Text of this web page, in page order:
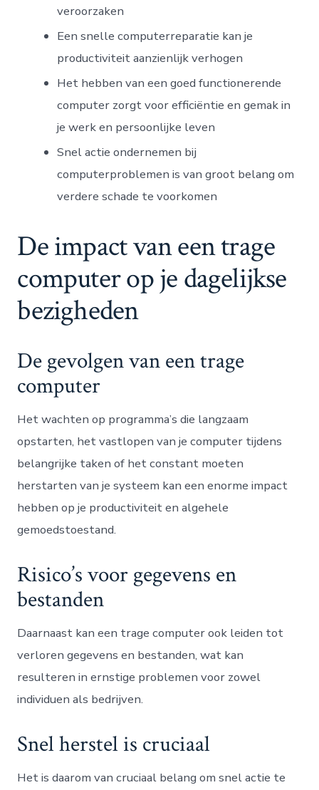
veroorzaken
Een snelle computerreparatie kan je
productiviteit aanzienlijk verhogen
Het hebben van een goed functionerende
computer zorgt voor efficiëntie en gemak in
je werk en persoonlijke leven
Snel actie ondernemen bij
computerproblemen is van groot belang om
verdere schade te voorkomen
De impact van een trage
computer op je dagelijkse
bezigheden
De gevolgen van een trage
computer
Het wachten op programma’s die langzaam
opstarten, het vastlopen van je computer tijdens
belangrijke taken of het constant moeten
herstarten van je systeem kan een enorme impact
hebben op je productiviteit en algehele
gemoedstoestand.
Risico’s voor gegevens en
bestanden
Daarnaast kan een trage computer ook leiden tot
verloren gegevens en bestanden, wat kan
resulteren in ernstige problemen voor zowel
individuen als bedrijven.
Snel herstel is cruciaal
Het is daarom van cruciaal belang om snel actie te